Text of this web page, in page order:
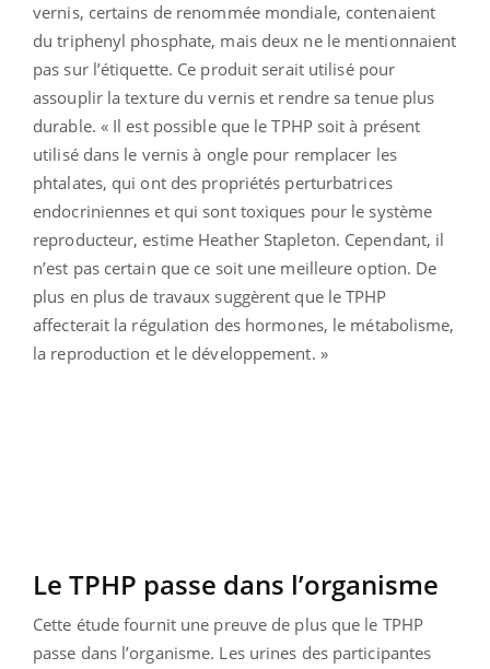
vernis, certains de renommée mondiale, contenaient
du triphenyl phosphate, mais deux ne le mentionnaient
pas sur l’étiquette. Ce produit serait utilisé pour
assouplir la texture du vernis et rendre sa tenue plus
durable. « Il est possible que le TPHP soit à présent
utilisé dans le vernis à ongle pour remplacer les
phtalates, qui ont des propriétés perturbatrices
endocriniennes et qui sont toxiques pour le système
reproducteur, estime Heather Stapleton. Cependant, il
n’est pas certain que ce soit une meilleure option. De
plus en plus de travaux suggèrent que le TPHP
affecterait la régulation des hormones, le métabolisme,
la reproduction et le développement. »
Le TPHP passe dans l’organisme
Cette étude fournit une preuve de plus que le TPHP
passe dans l’organisme. Les urines des participantes